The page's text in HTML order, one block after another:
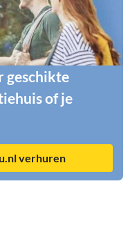
geschikte
of je
verhuren